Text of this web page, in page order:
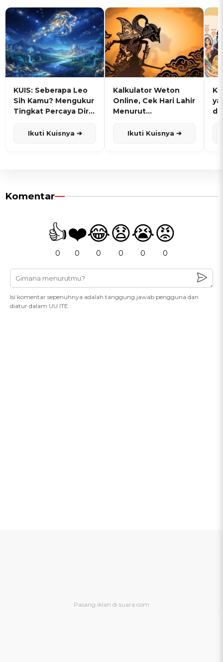
KUIS: Seberapa Leo
Sih Kamu? Mengukur
Tingkat Percaya Diri
Ikuti Kuisnya ➔
Kalkulator Weton
Online, Cek Hari Lahir
Menurut
Ikuti Kuisnya ➔
Komentar
👍
0
❤️
0
😂
0
😧
0
😭
0
😡
0
Isi komentar sepenuhnya adalah tanggung jawab pengguna dan
diatur dalam UU ITE